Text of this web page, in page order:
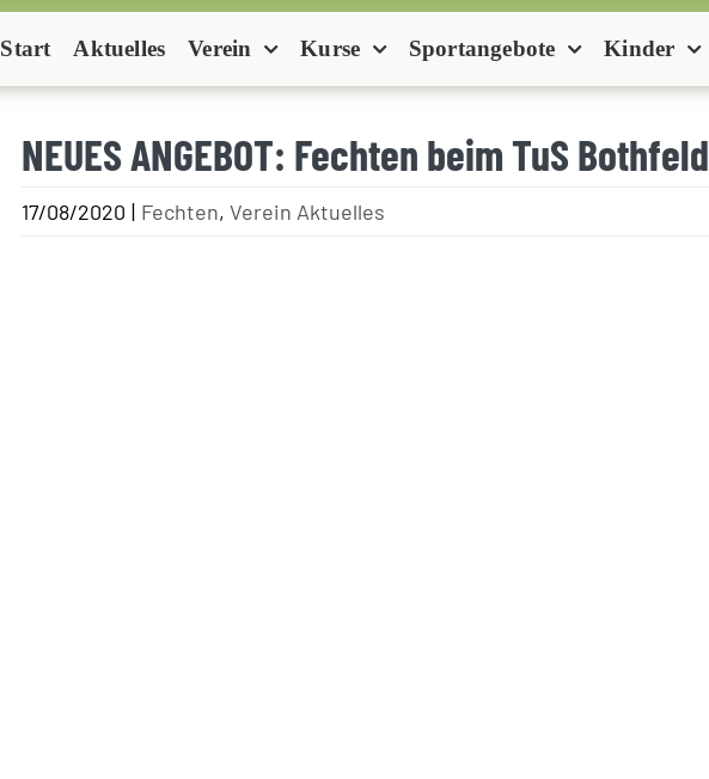
Start Aktuelles Verein Kurse Sportangebote Kinder
NEUES ANGEBOT: Fechten beim TuS Bothfeld
17/08/2020 | Fechten,Verein Aktuelles